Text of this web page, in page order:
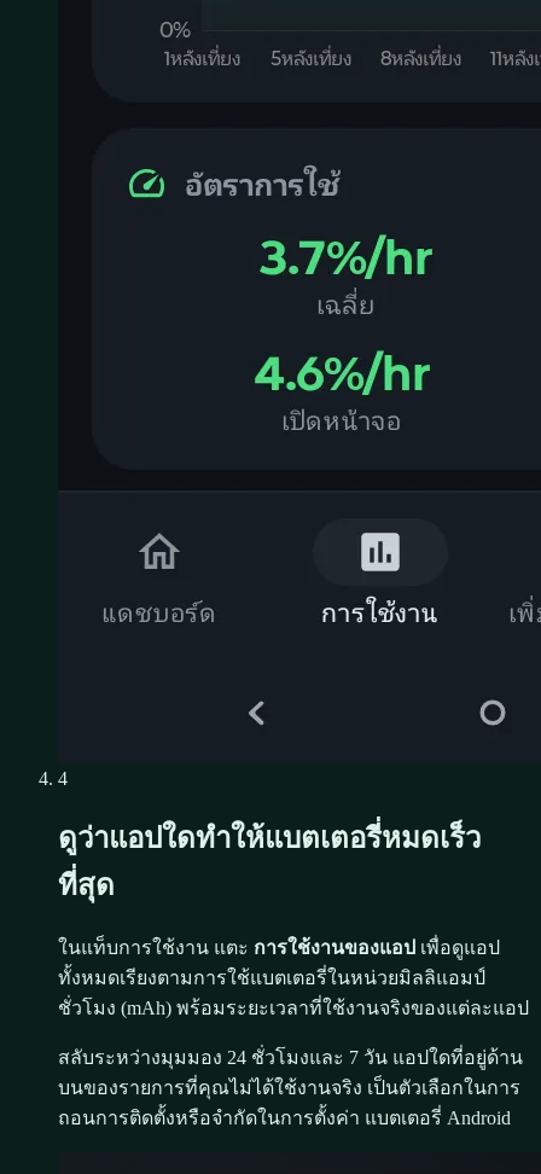
4
ดูว่าแอปใดทำให้แบตเตอรี่หมดเร็ว
ที่สุด
ในแท็บการใช้งาน แตะ การใช้งานของแอป เพื่อดูแอป
ทั้งหมดเรียงตามการใช้แบตเตอรี่ในหน่วยมิลลิแอมป์
ชั่วโมง (mAh) พร้อมระยะเวลาที่ใช้งานจริงของแต่ละแอป
สลับระหว่างมุมมอง 24 ชั่วโมงและ 7 วัน แอปใดที่อยู่ด้าน
บนของรายการที่คุณไม่ได้ใช้งานจริง เป็นตัวเลือกในการ
ถอนการติดตั้งหรือจำกัดในการตั้งค่า แบตเตอรี่ Android